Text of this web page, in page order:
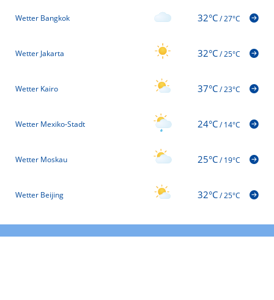
Wetter Bangkok 32°C/27°C
Wetter Jakarta 32°C/25°C
Wetter Kairo 37°C/23°C
Wetter Mexiko-Stadt 24°C/14°C
Wetter Moskau 25°C/19°C
Wetter Beijing 32°C/25°C